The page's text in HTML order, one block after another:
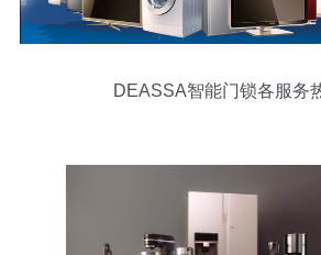
DEASSA智能门锁各服务